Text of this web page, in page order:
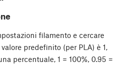
filamento e cercare
predefinito (per PLA) è 1,
percentuale, 1 = 100%, 0.95 =